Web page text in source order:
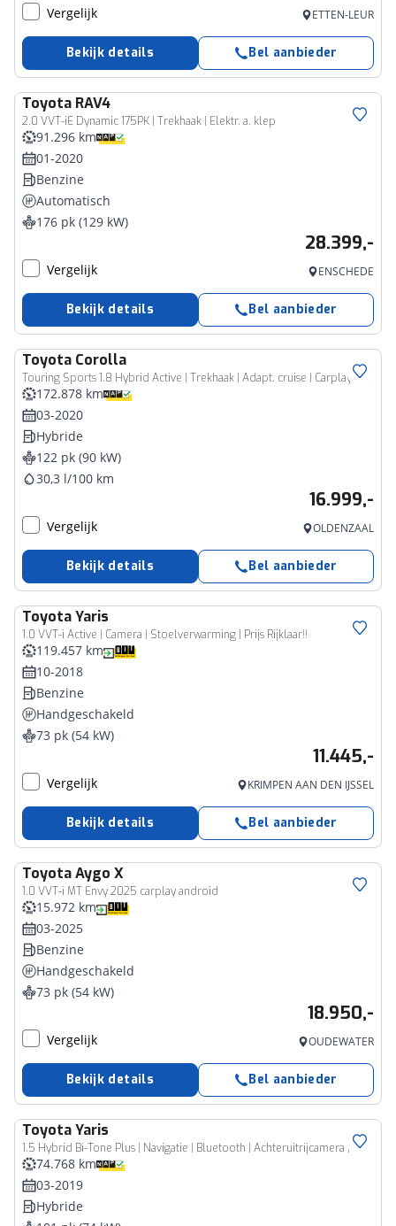
Vergelijk ETTEN-LEUR
Bekijk details Bel aanbieder
Toyota RAV4
2.0 VVT-iE Dynamic 175PK | Trekhaak | Elektr. a. klep
91.296 km
01-2020
Benzine
Automatisch
176 pk (129 kW)
28.399,-
Vergelijk ENSCHEDE
Bekijk details Bel aanbieder
Toyota Corolla
Touring Sports 1.8 Hybrid Active | Trekhaak | Adapt. cruise | Carplay/Androida.
172.878 km
03-2020
Hybride
122 pk (90 kW)
30,3 l/100 km
16.999,-
Vergelijk OLDENZAAL
Bekijk details Bel aanbieder
ToyotaYaris
1.0 VVT-i Active | Camera | Stoelverwarming | Prijs Rijklaar!!
119.457 km
10-2018
Benzine
Handgeschakeld
73 pk (54 kW)
11.445,-
Vergelijk KRIMPEN AAN DEN IJSSEL
Bekijk details Bel aanbieder
ToyotaAygo X
1.0 VVT-i MT Envy 2025 carplay android
15.972 km
03-2025
Benzine
Handgeschakeld
73 pk (54 kW)
18.950,-
Vergelijk OUDEWATER
Bekijk details Bel aanbieder
ToyotaYaris
1.5 Hybrid Bi-Tone Plus | Navigatie | Bluetooth | Achteruitrijcamera |
74.768 km
03-2019
Hybride